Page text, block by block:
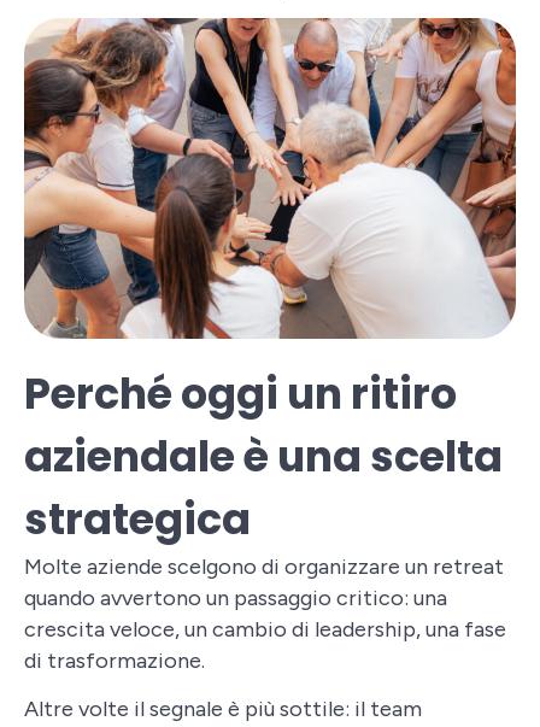
Perché oggi un ritiro
aziendale è una scelta
strategica
Molte aziende scelgono di organizzare un retreat
quando avvertono un passaggio critico: una
crescita veloce, un cambio di leadership, una fase
di trasformazione.
Altre volte il segnale è più sottile: il team